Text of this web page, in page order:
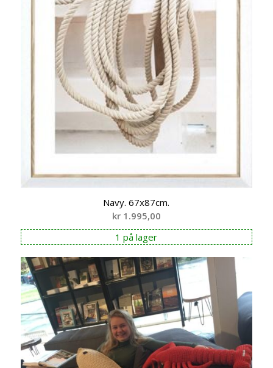
Navy. 67x87cm.
kr1.995,00
1 på lager